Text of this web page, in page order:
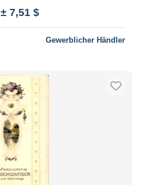
± 7,51 $
Gewerblicher Händler